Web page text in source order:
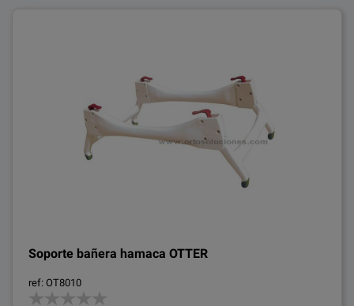
Soporte bañera hamaca OTTER
ref: OT8010